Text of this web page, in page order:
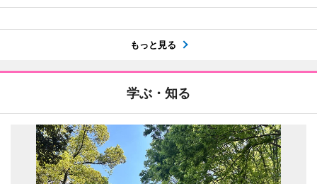
もっと見る
学ぶ・知る